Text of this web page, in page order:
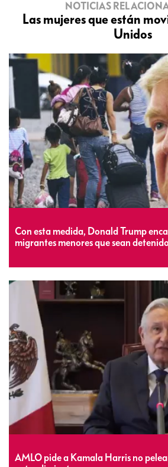
NOTICIAS
Las mujeres que están
Unidos
Con esta medida, Donald Trump
migrantes menores que sean
AMLO pide a Kamala Harris no